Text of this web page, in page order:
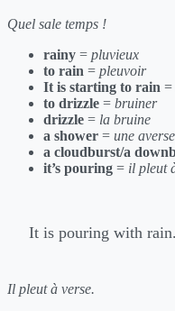
Quel sale temps !
rainy = pluvieux
to rain = pleuvoir
It is starting to rain =
to drizzle = bruiner
drizzle = la bruine
a shower = une averse
a cloudburst/a
it’s pouring = il pleut
It is pouring with rain.
Il pleut à verse.